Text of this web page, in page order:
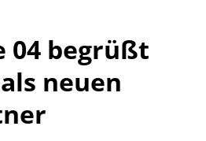
04 begrüßt
neuen